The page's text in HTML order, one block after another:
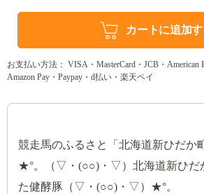
カートに追加
お支払い方法： VISA・MasterCard・JCB・American
Amazon Pay・Paypay・d払い・楽天ペイ
競走馬のふるさと「北海道新ひだか
★°。（▽・(○○)・▽）北海道新ひだ
た健酵豚（▽・(○○)・▽）★°。